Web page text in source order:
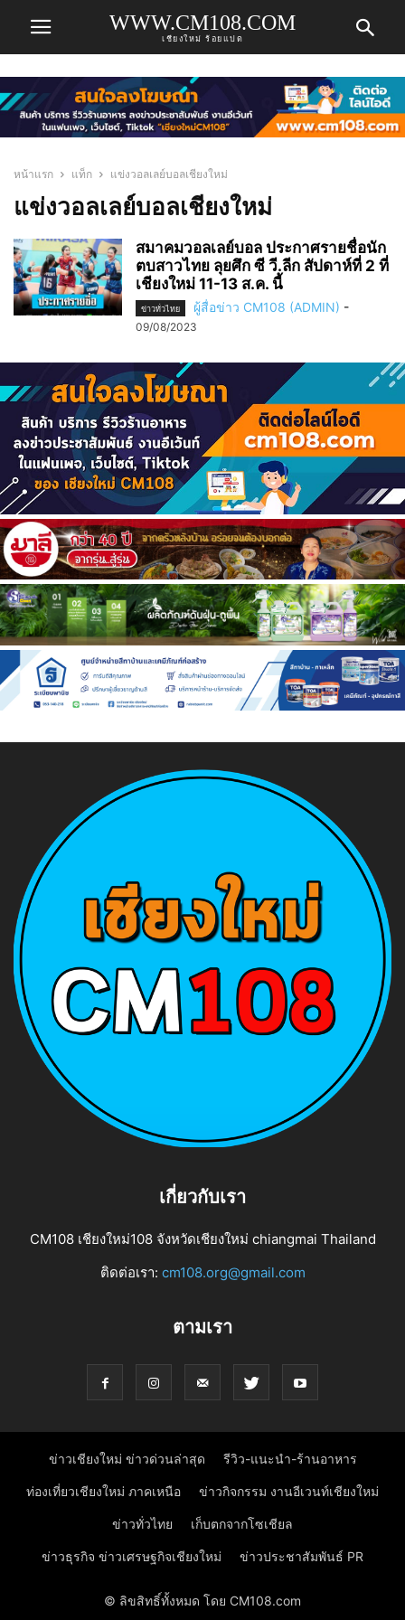
WWW.CM108.COM
เชียงใหม่ ร้อยแปด
หน้าแรก แท็ก แข่งวอลเลย์บอลเชียงใหม่
แข่งวอลเลย์บอลเชียงใหม่
สมาคมวอลเลย์บอล ประกาศรายชื่อนัก
ตบสาวไทย ลุยศึก ซี วี.ลีก สัปดาห์ที่ 2 ที่
เชียงใหม่ 11-13 ส.ค. นี้
ข่าวทั่วไทย ผู้สื่อข่าว CM108 (ADMIN) -
09/08/2023
เกี่ยวกับเรา
CM108 เชียงใหม่108 จังหวัดเชียงใหม่ chiangmai Thailand
ติดต่อเรา: cm108.org@gmail.com
ตามเรา
ข่าวเชียงใหม่ ข่าวด่วนล่าสุด รีวิว-แนะนำ-ร้านอาหาร
ท่องเที่ยวเชียงใหม่ ภาคเหนือ ข่าวกิจกรรม งานอีเวนท์เชียงใหม่
ข่าวทั่วไทย เก็บตกจากโซเชียล
ข่าวธุรกิจ ข่าวเศรษฐกิจเชียงใหม่ ข่าวประชาสัมพันธ์ PR
© ลิขสิทธิ์ทั้งหมด โดย CM108.com